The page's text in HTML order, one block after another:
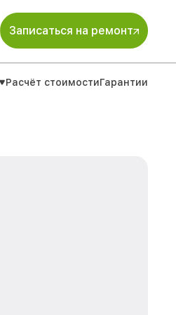
Записаться на ремонт
Расчёт стоимостиГарантии